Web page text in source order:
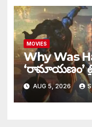
MOVIES
Why Was
‘రామాయణం’
ఎందుకు
AUG 5, 2026